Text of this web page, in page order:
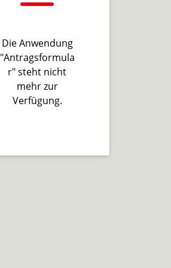
Die Anwendung
"Antragsformula
r" steht nicht
mehr zur
Verfügung.